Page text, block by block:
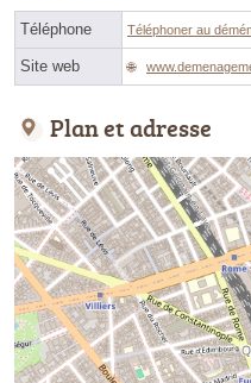
Téléphone Téléphoner au
Site web
Plan et adresse